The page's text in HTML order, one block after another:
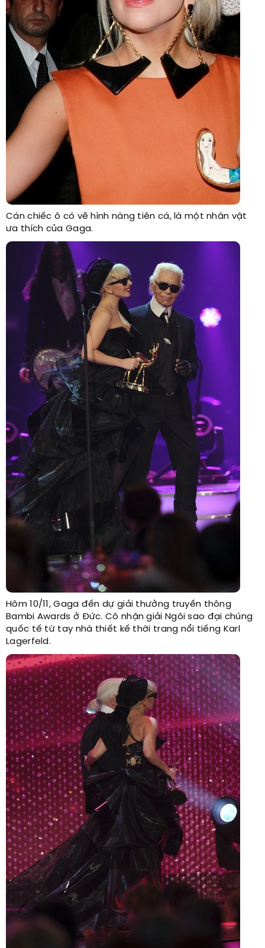
Cán chiếc ô có vẽ hình nàng tiên cá, là một nhân vật
ưa thích của Gaga.
Hôm 10/11, Gaga đến dự giải thưởng truyền thông
Bambi Awards ở Đức. Cô nhận giải Ngôi sao đại chúng
quốc tế từ tay nhà thiết kế thời trang nổi tiếng Karl
Lagerfeld.